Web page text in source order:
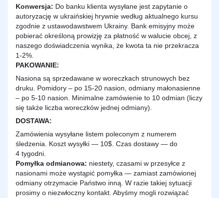
Konwersja: Do banku klienta wysyłane jest zapytanie o
autoryzację w ukraińskiej hrywnie według aktualnego kursu
zgodnie z ustawodawstwem Ukrainy. Bank emisyjny może
pobierać określoną prowizję za płatność w walucie obcej, z
naszego doświadczenia wynika, że kwota ta nie przekracza
1-2%.
PAKOWANIE:
Nasiona są sprzedawane w woreczkach strunowych bez
druku. Pomidory – po 15-20 nasion, odmiany małonasienne
– po 5-10 nasion. Minimalne zamówienie to 10 odmian (liczy
się także liczba woreczków jednej odmiany).
DOSTAWA:
Zamówienia wysyłane listem poleconym z numerem
śledzenia. Koszt wysyłki — 10$. Czas dostawy — do
4 tygodni.
Pomyłka odmianowa: niestety, czasami w przesyłce z
nasionami może wystąpić pomyłka — zamiast zamówionej
odmiany otrzymacie Państwo inną. W razie takiej sytuacji
prosimy o niezwłoczny kontakt. Abyśmy mogli rozwiązać